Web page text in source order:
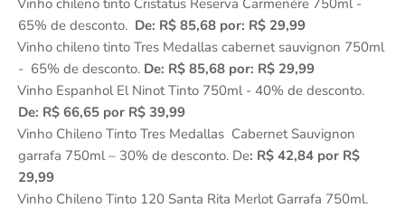
65% de desconto. De: R$ 85,68 por: R$ 29,99
Vinho chileno tinto Tres Medallas cabernet sauvignon 750ml
- 65% de desconto. De: R$ 85,68 por: R$ 29,99
Vinho Espanhol El Ninot Tinto 750ml - 40% de desconto.
De: R$ 66,65 por R$ 39,99
Vinho Chileno Tinto Tres Medallas Cabernet Sauvignon
garrafa 750ml – 30% de desconto. De: R$ 42,84 por R$
29,99
Vinho Chileno Tinto 120 Santa Rita Merlot Garrafa 750ml.